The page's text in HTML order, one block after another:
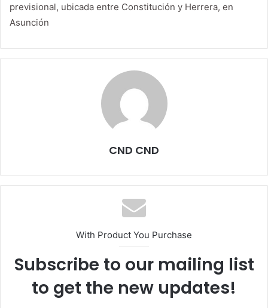
previsional, ubicada entre Constitución y Herrera, en
Asunción
CND CND
With Product You Purchase
Subscribe to our mailing list
to get the new updates!